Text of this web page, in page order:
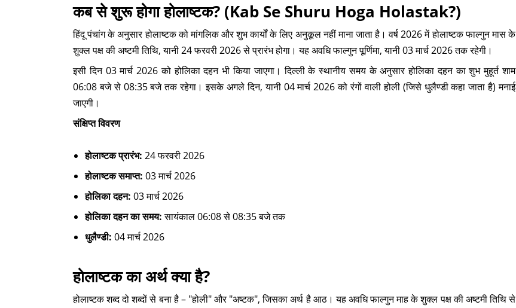
कब से शुरू होगा होलाष्टक? (Kab Se Shuru Hoga Holastak?)
हिंदू पंचांग के अनुसार होलाष्टक को मांगलिक और शुभ कार्यों के लिए अनुकूल नहीं माना जाता है। वर्ष 2026 में होलाष्टक फाल्गुन मास के
शुक्ल पक्ष की अष्टमी तिथि, यानी 24 फरवरी 2026 से प्रारंभ होगा। यह अवधि फाल्गुन पूर्णिमा, यानी 03 मार्च 2026 तक रहेगी।
इसी दिन 03 मार्च 2026 को होलिका दहन भी किया जाएगा। दिल्ली के स्थानीय समय के अनुसार होलिका दहन का शुभ मुहूर्त शाम
06:08 बजे से 08:35 बजे तक रहेगा। इसके अगले दिन, यानी 04 मार्च 2026 को रंगों वाली होली (जिसे धुलैण्डी कहा जाता है) मनाई
जाएगी।
संक्षिप्त विवरण
होलाष्टक प्रारंभ: 24 फरवरी 2026
होलाष्टक समाप्त: 03 मार्च 2026
होलिका दहन: 03 मार्च 2026
होलिका दहन का समय:सायंकाल 06:08 से 08:35 बजे तक
धुलैण्डी: 04 मार्च 2026
होलाष्टक का अर्थ क्या है?
होलाष्टक शब्द दो शब्दों से बना है – "होली" और "अष्टक", जिसका अर्थ है आठ। यह अवधि फाल्गुन माह के शुक्ल पक्ष की अष्टमी तिथि से